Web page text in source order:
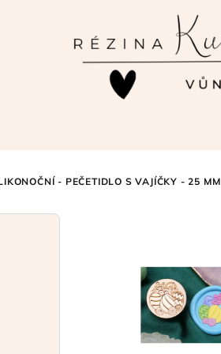
- PEČETIDLO S VAJÍČKY - 25 MM